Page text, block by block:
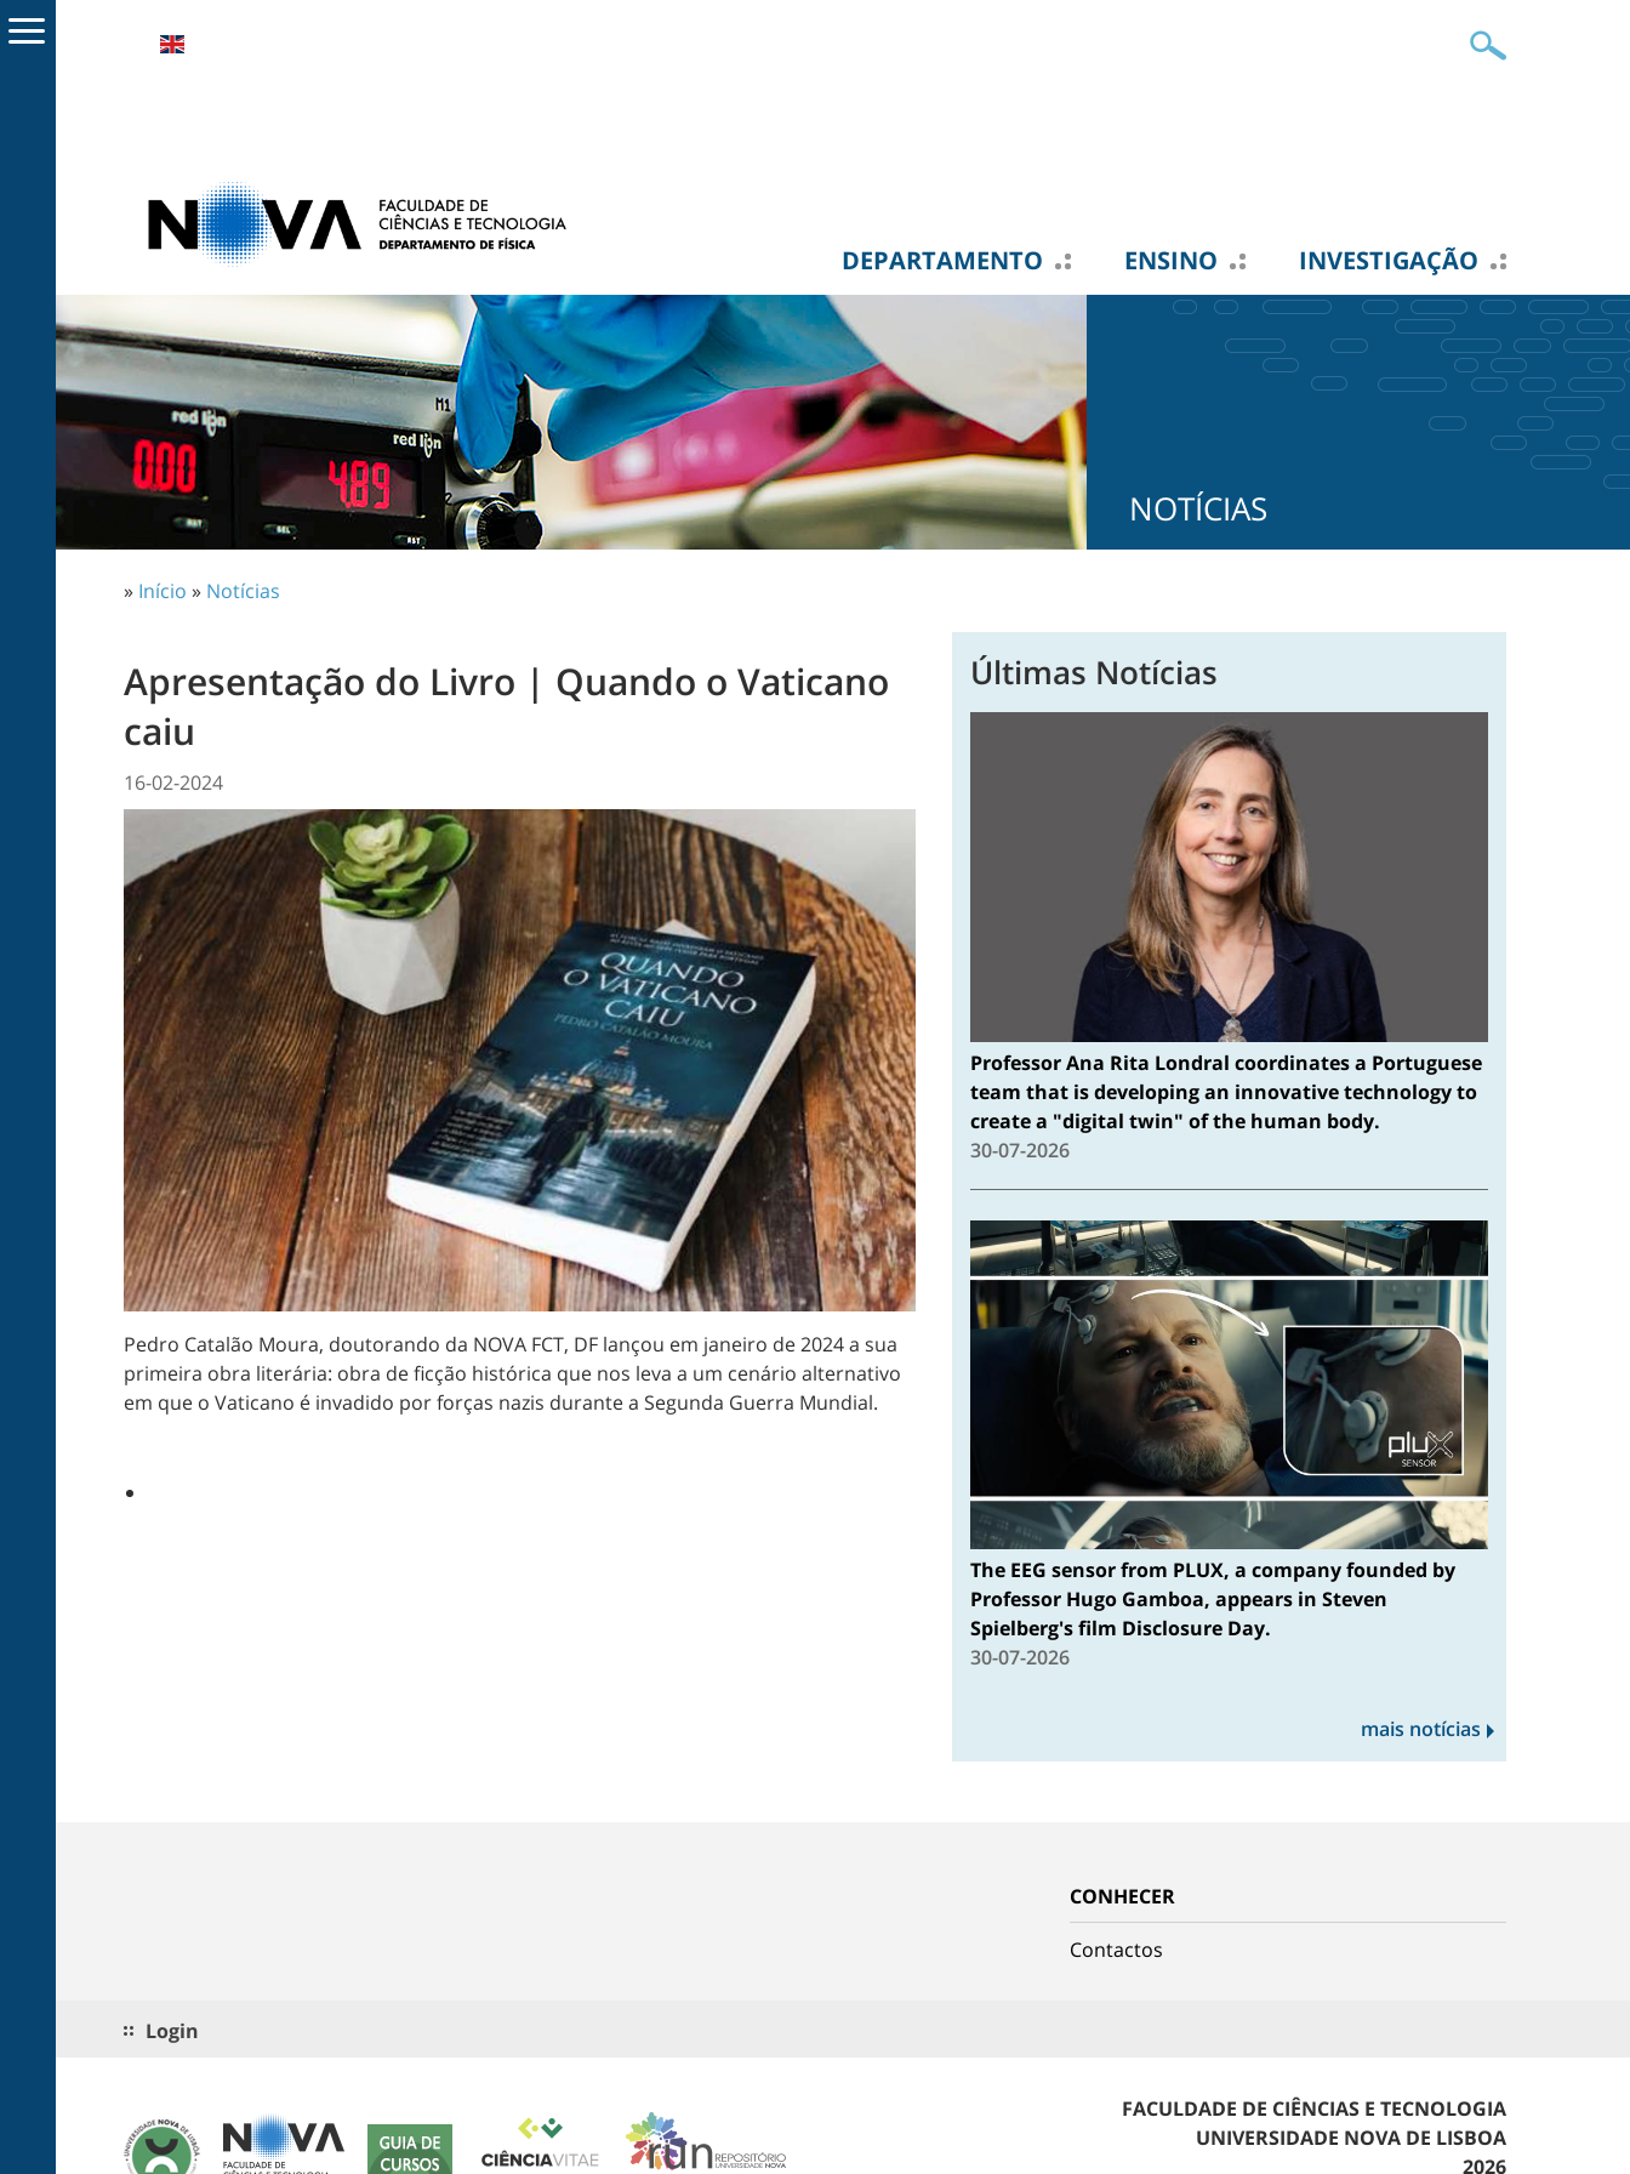
DEPARTAMENTO ENSINO INVESTIGAÇÃO
NOTÍCIAS
» Início » Notícias
Apresentação do Livro | Quando o Vaticano
caiu
16-02-2024
Pedro Catalão Moura, doutorando da NOVA FCT, DF lançou em janeiro de 2024 a sua
primeira obra literária: obra de ficção histórica que nos leva a um cenário alternativo
em que o Vaticano é invadido por forças nazis durante a Segunda Guerra Mundial.
Últimas Notícias
Professor Ana Rita Londral coordinates a Portuguese
team that is developing an innovative technology to
create a "digital twin" of the human body.
30-07-2026
The EEG sensor from PLUX, a company founded by
Professor Hugo Gamboa, appears in Steven
Spielberg's film Disclosure Day.
30-07-2026
mais notícias
CONHECER
Contactos
Login
FACULDADE DE CIÊNCIAS E TECNOLOGIA
UNIVERSIDADE NOVA DE LISBOA
2026